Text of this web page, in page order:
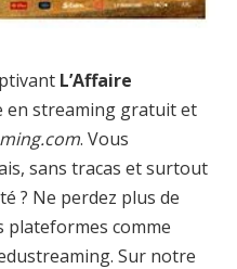
L’Affaire
en streaming gratuit et
. Vous
sans tracas et surtout
? Ne perdez plus de
plateformes comme
Sur notre